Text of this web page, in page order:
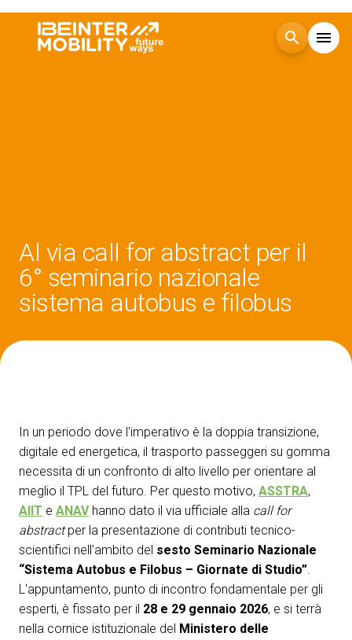
search menu
Blog
Eventi
Media arrow_right
Al via call for abstract per il
6° seminario nazionale
sistema autobus e filobus
In un periodo dove l'imperativo è la doppia transizione,
digitale ed energetica, il trasporto passeggeri su gomma
necessita di un confronto di alto livello per orientare al
meglio il TPL del futuro. Per questo motivo, ASSTRA,
AIIT e ANAVhanno dato il via ufficiale alla call for
abstract per la presentazione di contributi tecnico-
scientifici nell’ambito del sesto Seminario Nazionale
“Sistema Autobus e Filobus – Giornate di Studio”.
L'appuntamento, punto di incontro fondamentale per gli
esperti, è fissato per il 28 e 29 gennaio 2026, e si terrà
nella cornice istituzionale del Ministero delle